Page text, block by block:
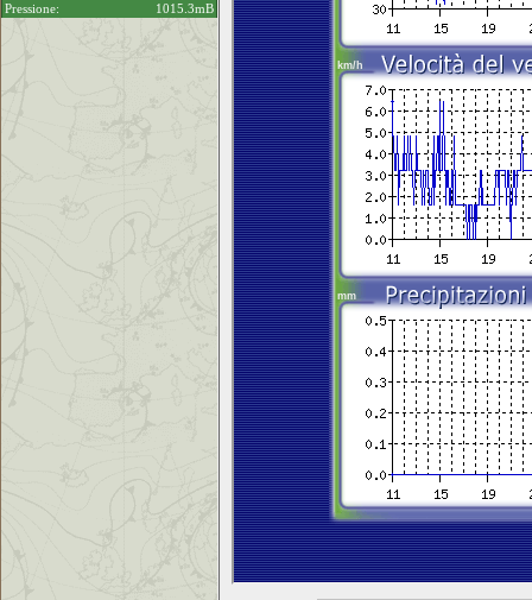
Pressione:
1015.3mB